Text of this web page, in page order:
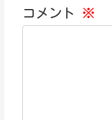
コメント
※